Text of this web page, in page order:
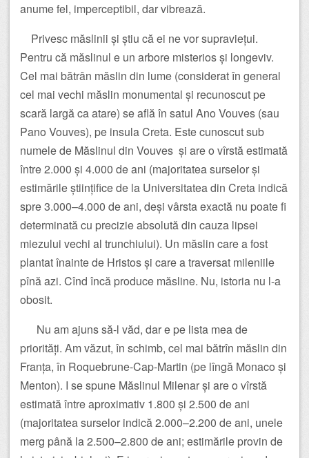
anume fel, imperceptibil, dar vibrează.
Privesc măslinii și știu că ei ne vor supraviețui.
Pentru că măslinul e un arbore misterios și longeviv.
Cel mai bătrân măslin din lume (considerat în general
cel mai vechi măslin monumental și recunoscut pe
scară largă ca atare) se află în satul Ano Vouves (sau
Pano Vouves), pe insula Creta. Este cunoscut sub
numele de Măslinul din Vouves și are o vîrstă estimată
între 2.000 și 4.000 de ani (majoritatea surselor și
estimările științifice de la Universitatea din Creta indică
spre 3.000–4.000 de ani, deși vârsta exactă nu poate fi
determinată cu precizie absolută din cauza lipsei
miezului vechi al trunchiului). Un măslin care a fost
plantat înainte de Hristos și care a traversat mileniile
pînă azi. Cînd încă produce măsline. Nu, istoria nu l-a
obosit.
Nu am ajuns să-l văd, dar e pe lista mea de
priorități. Am văzut, în schimb, cel mai bătrîn măslin din
Franța, în Roquebrune-Cap-Martin (pe lîngă Monaco și
Menton). I se spune Măslinul Milenar și are o vîrstă
estimată între aproximativ 1.800 și 2.500 de ani
(majoritatea surselor indică 2.000–2.200 de ani, unele
merg până la 2.500–2.800 de ani; estimările provin de